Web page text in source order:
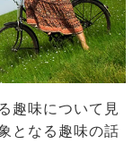
趣味について見
となる趣味の話